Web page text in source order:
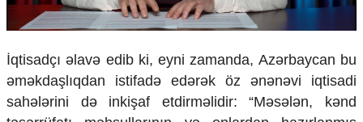
İqtisadçı əlavə edib ki, eyni zamanda, Azərbaycan bu
əməkdaşlıqdan istifadə edərək öz ənənəvi iqtisadi
sahələrini də inkişaf etdirməlidir: “Məsələn, kənd